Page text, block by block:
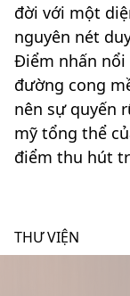
đời với một
nguyên nét
Điểm nhấn nổi
đường cong
nên sự quyến
mỹ tổng thể
điểm thu hút
THƯ VIỆN